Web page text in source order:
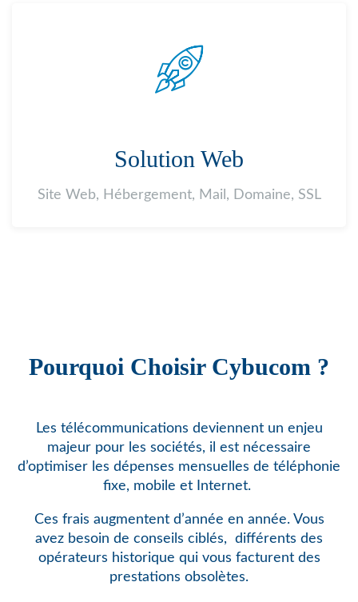
Solution Web
Site Web, Hébergement, Mail, Domaine, SSL
Pourquoi Choisir Cybucom ?
Les télécommunications deviennent un enjeu
majeur pour les sociétés, il est nécessaire
d’optimiser les dépenses mensuelles de téléphonie
fixe, mobile et Internet.
Ces frais augmentent d’année en année. Vous
avez besoin de conseils ciblés,
différents des
opérateurs historique qui vous facturent des
prestations obsolètes.